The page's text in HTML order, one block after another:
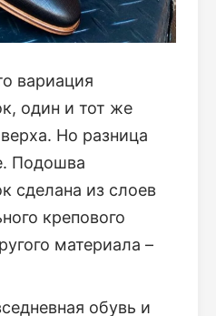
вариация
один и тот же
Но разница
Подошва
сделана из слоев
крепового
материала –
обувь и